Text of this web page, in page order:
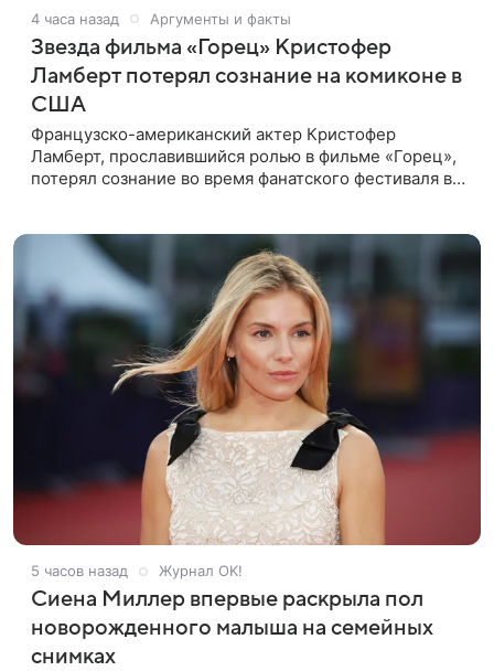
4 часа назад Аргументы и факты
Звезда фильма «Горец» Кристофер
Ламберт потерял сознание на комиконе в
США
Французско-американский актер Кристофер
Ламберт, прославившийся ролью в фильме «Горец»,
потерял сознание во время фанатского фестиваля в
5 часов назад Журнал OK!
Сиена Миллер впервые раскрыла пол
новорожденного малыша на семейных
снимках